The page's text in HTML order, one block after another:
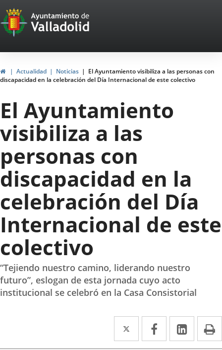
Portal
Web
del
Ayuntamiento
de
Valladolid
InicioActualidad Noticias
El Ayuntamiento visibiliza a las personas con
discapacidad en la celebración del Día Internacional de este colectivo
El Ayuntamiento
visibiliza a las
personas con
discapacidad en la
celebración del Día
Internacional de este
colectivo
“Tejiendo nuestro camino, liderando nuestro
futuro”, eslogan de esta jornada cuyo acto
institucional se celebró en la Casa Consistorial
Twitter
Enlace
a
Facebook
Enlace
a
Enlace
a